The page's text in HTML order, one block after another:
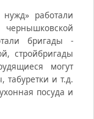
работали
бригады -
стройбригады
могут
табуретки и т.д.
посуда и